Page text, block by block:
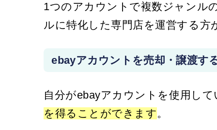
1つのアカウントで複数ジャンル
ルに特化した専門店を運営する
ebayアカウントを売却・譲渡す
自分がebayアカウントを使用し
を得ることができます。